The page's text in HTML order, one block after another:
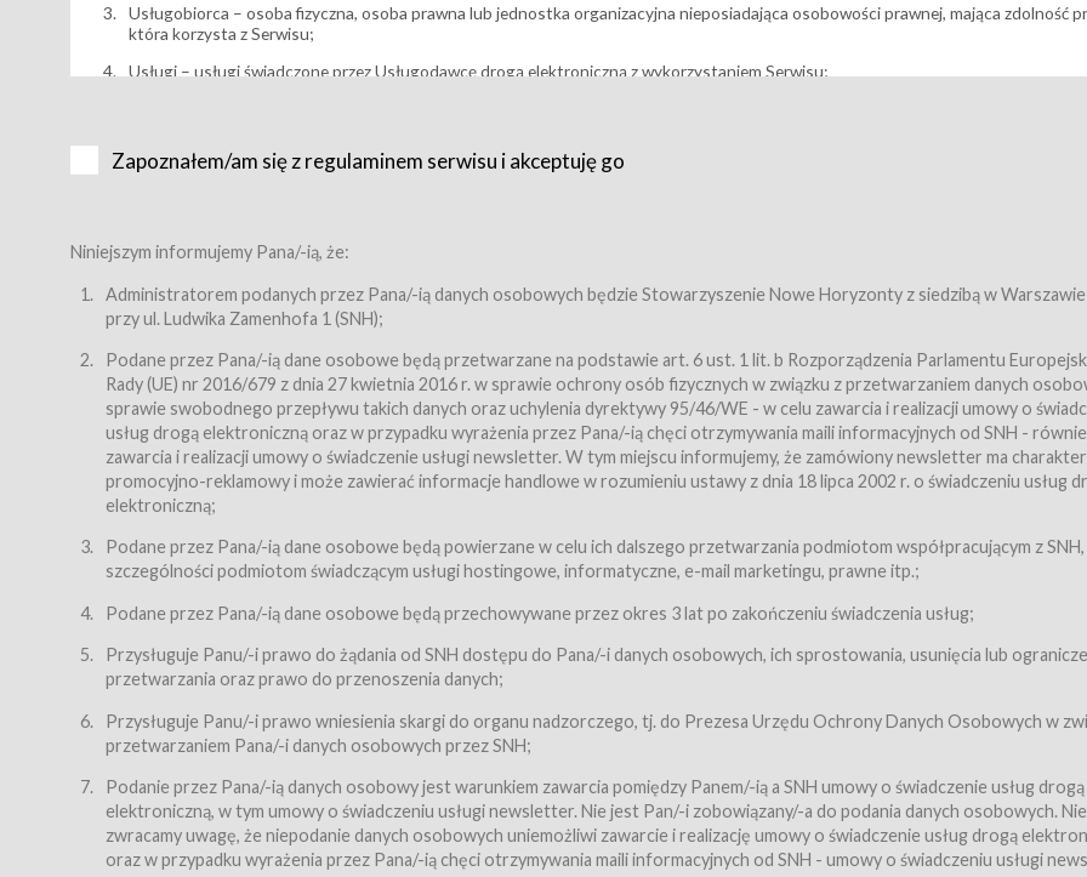
Usługobiorca – osoba fizyczna, osoba prawna lub jednostka organizacyjna nieposiadająca osobowości prawnej, mająca zdolność
która korzysta z Serwisu;
Usługi – usługi świadczone przez Usługodawcę drogą elektroniczną z wykorzystaniem Serwisu;
Karnety – wybrane dokumenty potwierdzające zawarcie umowy z Usługodawcą i uprawniające do wzięcia udziału w Wydarzeniu,
Bilety – wybrane dokumenty potwierdzające zawarcie umowy z Usługodawcą i uprawniające do wzięcia udziału w Wydarzeniu,
przewidziane przez Usługodawcę dla danego Wydarzenia, tj. uprawniające do uczestnictwa w wielu albo w pojedynczych seansach
filmowych, wydarzeniach specjalnych i koncertach;
Sklep – sklep internetowy prowadzony przez Usługodawcę w Serwisie;
Regulamin – niniejszy regulamin.
§ 2
Postanowienia ogólne
Regulamin określa zasady:
świadczenia Usługobiorcom Usług przez Usługodawcę, z zastrzeżeniem usług, o których mowa w ust. 2 pkt. 4 i 5 poniżej,
zasady świadczenia precyzują odrębne regulaminy,
przetwarzania przez Usługodawcę danych osobowych Usługobiorców będących osobami fizycznymi.
Usługodawca świadczy w szczególności następujące Usługi:Usługodawca świadczy Usługi drogą elektroniczną w rozumieniu
dnia 18 lipca 2002 r. o świadczeniu usług drogą elektroniczną (Dz.U. z 2002 r., Nr 144, poz. 1204, z późń. zm.). Usługi świadczone są
nieodpłatnie.
usługę przeglądania i odczytywania przez Usługobiorców materiałów zamieszczanych w Serwisie,
usługę newsletter,
usługę zawierania na odległość umów nabycia Karnetów i Biletów,
usługę zawierania na odległość umów sprzedaży w Sklepie.
Usługodawca świadczy Usługi drogą elektroniczną w rozumieniu ustawy z dnia 18 lipca 2002 r. o świadczeniu usług drogą
(Dz.U. z 2002 r., Nr 144, poz. 1204, z późń. zm.). Usługi świadczone są nieodpłatnie.
Zapoznałem/am się z regulaminem serwisu i akceptuję go
Niniejszym informujemy Pana/-ią, że:
Administratorem podanych przez Pana/-ią danych osobowych będzie Stowarzyszenie Nowe Horyzonty z siedzibą w
przy ul. Ludwika Zamenhofa 1 (SNH);
Podane przez Pana/-ią dane osobowe będą przetwarzane na podstawie art. 6 ust. 1 lit. b Rozporządzenia Parlamentu
Rady (UE) nr 2016/679 z dnia 27 kwietnia 2016 r. w sprawie ochrony osób fizycznych w związku z przetwarzaniem danych
sprawie swobodnego przepływu takich danych oraz uchylenia dyrektywy 95/46/WE - w celu zawarcia i realizacji umowy o
usług drogą elektroniczną oraz w przypadku wyrażenia przez Pana/-ią chęci otrzymywania maili informacyjnych od SNH -
zawarcia i realizacji umowy o świadczenie usługi newsletter. W tym miejscu informujemy, że zamówiony newsletter ma charakter
promocyjno-reklamowy i może zawierać informacje handlowe w rozumieniu ustawy z dnia 18 lipca 2002 r. o świadczeniu usług
elektroniczną;
Podane przez Pana/-ią dane osobowe będą powierzane w celu ich dalszego przetwarzania podmiotom współpracującym z
szczególności podmiotom świadczącym usługi hostingowe, informatyczne, e-mail marketingu, prawne itp.;
Podane przez Pana/-ią dane osobowe będą przechowywane przez okres 3 lat po zakończeniu świadczenia usług;
Przysługuje Panu/-i prawo do żądania od SNH dostępu do Pana/-i danych osobowych, ich sprostowania, usunięcia lub
przetwarzania oraz prawo do przenoszenia danych;
Przysługuje Panu/-i prawo wniesienia skargi do organu nadzorczego, tj. do Prezesa Urzędu Ochrony Danych Osobowych w
przetwarzaniem Pana/-i danych osobowych przez SNH;
Podanie przez Pana/-ią danych osobowy jest warunkiem zawarcia pomiędzy Panem/-ią a SNH umowy o świadczenie usług drogą
elektroniczną, w tym umowy o świadczeniu usługi newsletter. Nie jest Pan/-i zobowiązany/-a do podania danych osobowych.
zwracamy uwagę, że niepodanie danych osobowych uniemożliwi zawarcie i realizację umowy o świadczenie usług drogą
oraz w przypadku wyrażenia przez Pana/-ią chęci otrzymywania maili informacyjnych od SNH - umowy o świadczeniu usługi